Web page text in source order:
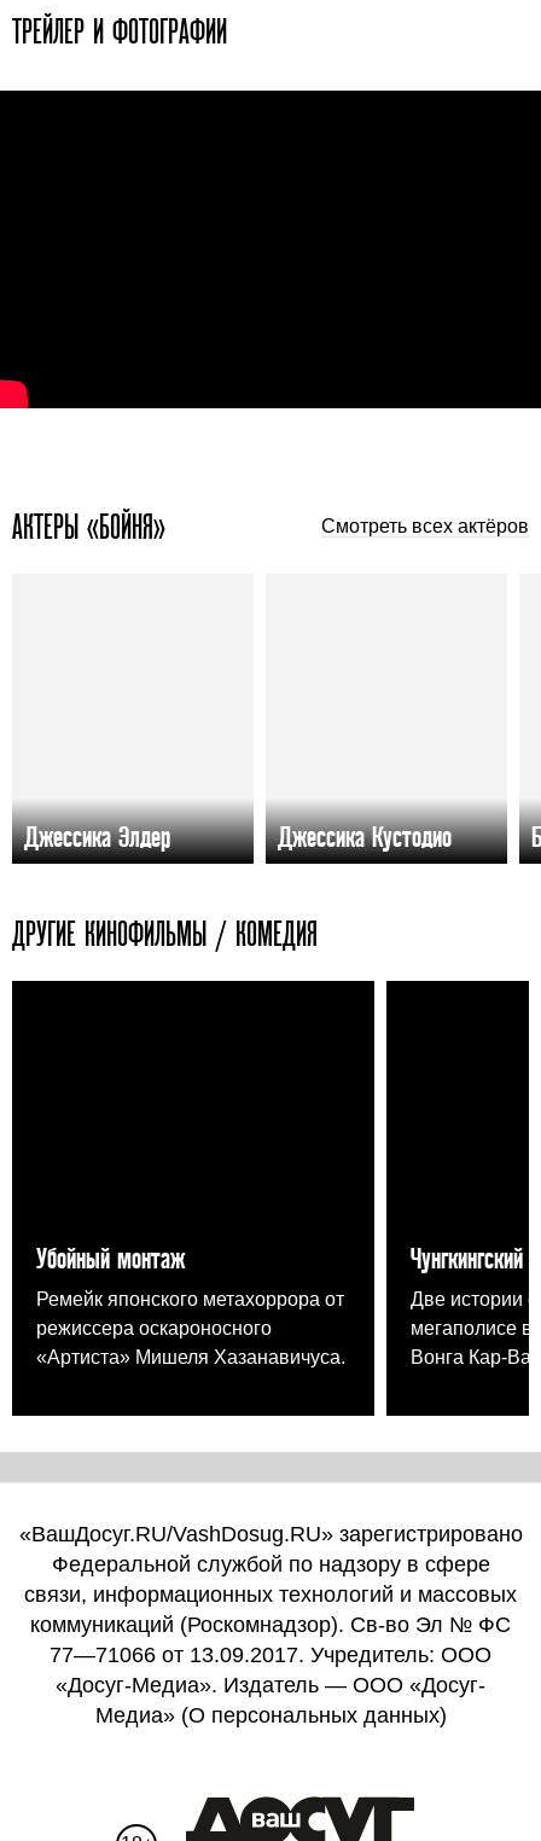
ТРЕЙЛЕР И ФОТОГРАФИИ
АКТЕРЫ «БОЙНЯ» Смотреть всех актёров
Джессика Элдер Джессика Кустодио
ДРУГИЕ КИНОФИЛЬМЫ / КОМЕДИЯ
Убойный монтаж
Ремейк японского метахоррора от
режиссера оскароносного
«Артиста» Мишеля Хазанавичуса.
Чунгкингский
Две истории
мегаполисе в
Вонга Кар-
«ВашДосуг.RU/VashDosug.RU» зарегистрировано
Федеральной службой по надзору в сфере
связи, информационных технологий и массовых
коммуникаций (Роскомнадзор). Св-во Эл № ФС
77—71066 от 13.09.2017. Учредитель: ООО
«Досуг-Медиа». Издатель — ООО «Досуг-
Медиа» (О персональных данных)